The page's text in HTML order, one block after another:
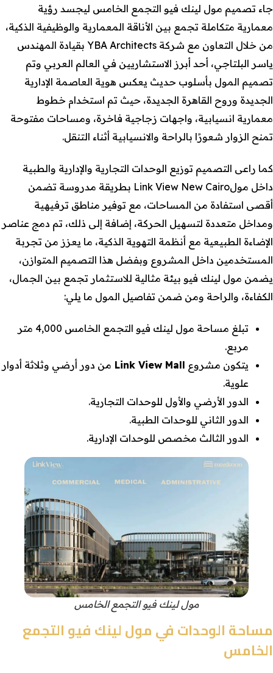
جاء تصميم مول لينك فيو التجمع الخامس ليجسد رؤية
معمارية متكاملة تجمع بين الأناقة المعمارية والوظيفية الذكية،
من خلال التعاون مع شركة YBA Architects بقيادة المهندس
ياسر البلتاجي، أحد أبرز الاستشاريين في العالم العربي وتم
تصميم المول بأسلوب حديث يعكس هوية العاصمة الإدارية
الجديدة وروح القاهرة الجديدة، حيث تم استخدام خطوط
معمارية انسيابية، واجهات زجاجية فاخرة، ومساحات مفتوحة
تمنح الزوار شعورًا بالراحة والانسيابية أثناء التنقل.
كما راعى التصميم توزيع الوحدات التجارية والإدارية والطبية
داخل مولLink View New Cairo بطريقة مدروسة تضمن
أقصى استفادة من المساحات، مع توفير مناطق ترفيهية
ومداخل متعددة لتسهيل الحركة، إضافة إلى ذلك، تم دمج عناصر
الإضاءة الطبيعية مع أنظمة التهوية الذكية، ما يعزز من تجربة
المستخدمين داخل المشروع وبفضل هذا التصميم المتوازن،
يضمن مول لينك فيو بيئة مثالية للاستثمار تجمع بين الجمال،
الكفاءة، والراحة ومن ضمن تفاصيل المول ما يلي:
تبلغ مساحة مول لينك فيو التجمع الخامس 4,000 متر
مربع.
يتكون مشروع Link View Mall من دور أرضي وثلاثة أدوار
علوية.
الدور الأرضي والأول للوحدات التجارية.
الدور الثاني للوحدات الطبية.
الدور الثالث مخصص للوحدات الإدارية.
مول لينك فيو التجمع الخامس
مساحة الوحدات في مول لينك فيو التجمع
الخامس